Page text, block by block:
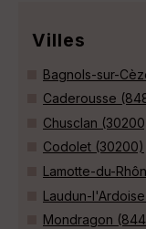
Villes
Bagnols-sur-
Caderousse
Chusclan
Codolet (30200)
Lamotte-du-
Laudun-
Mondragon